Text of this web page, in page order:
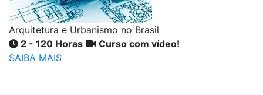
Arquitetura e Urbanismo no Brasil
2 - 120 Horas
Curso com vídeo!
SAIBA MAIS